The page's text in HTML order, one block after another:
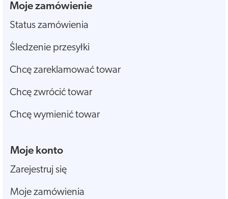
Moje zamówienie
Status zamówienia
Śledzenie przesyłki
Chcę zareklamować towar
Chcę zwrócić towar
Chcę wymienić towar
Moje konto
Zarejestruj się
Moje zamówienia